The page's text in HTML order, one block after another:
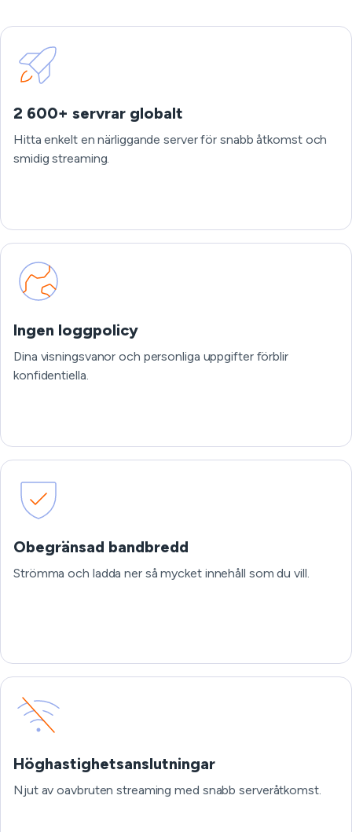
2 600+ servrar globalt
Hitta enkelt en närliggande server för snabb åtkomst och
smidig streaming.
Ingen loggpolicy
Dina visningsvanor och personliga uppgifter förblir
konfidentiella.
Obegränsad bandbredd
Strömma och ladda ner så mycket innehåll som du vill.
Höghastighetsanslutningar
Njut av oavbruten streaming med snabb serveråtkomst.